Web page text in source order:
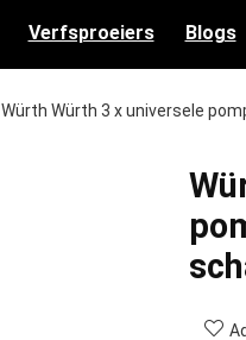
Verfsproeiers Blogs
Würth Würth 3 x universele